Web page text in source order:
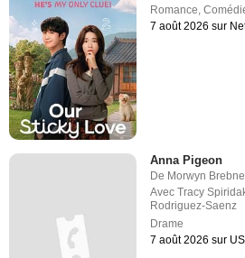
Romance,
7 août 2026 sur
Anna Pigeon
De Morwyn
AvecTracy
Rodriguez-Saenz
Drame
7 août 2026 sur